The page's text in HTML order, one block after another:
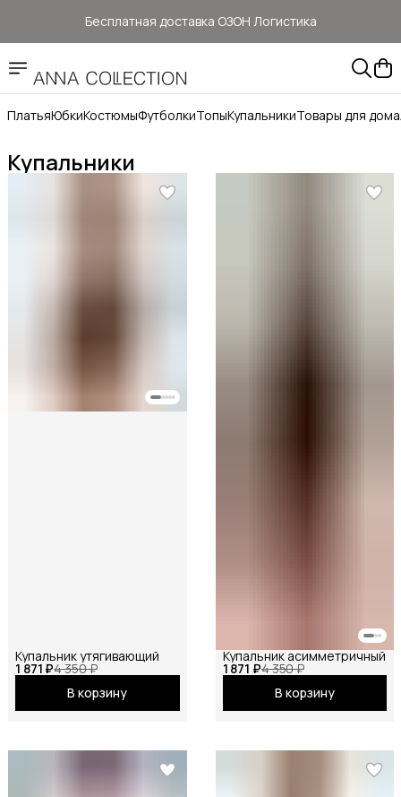
Бесплатная доставка ОЗОН Логистика
Здесь цены ниже, чем на: ОЗОН, ВБ, Яндекс маркет
Прямые продажи от ANNA Collection
ПлатьяЮбкиКостюмыФутболкиТопыКупальникиТовары для дома
Купальники
1 871 ₽4 350 ₽
Купальник утягивающий
В корзину
1 871 ₽4 350 ₽
Купальник асимметричный
В корзину